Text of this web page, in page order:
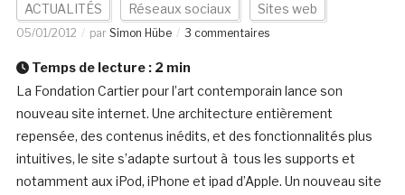
ACTUALITÉS Réseaux sociaux Sites web
05/01/2012 par Simon Hübe 3 commentaires
Temps de lecture : 2 min
La Fondation Cartier pour l’art contemporain lance son
nouveau site internet. Une architecture entièrement
repensée, des contenus inédits, et des fonctionnalités plus
intuitives, le site s’adapte surtout à tous les supports et
notamment aux iPod, iPhone et ipad d’Apple. Un nouveau site